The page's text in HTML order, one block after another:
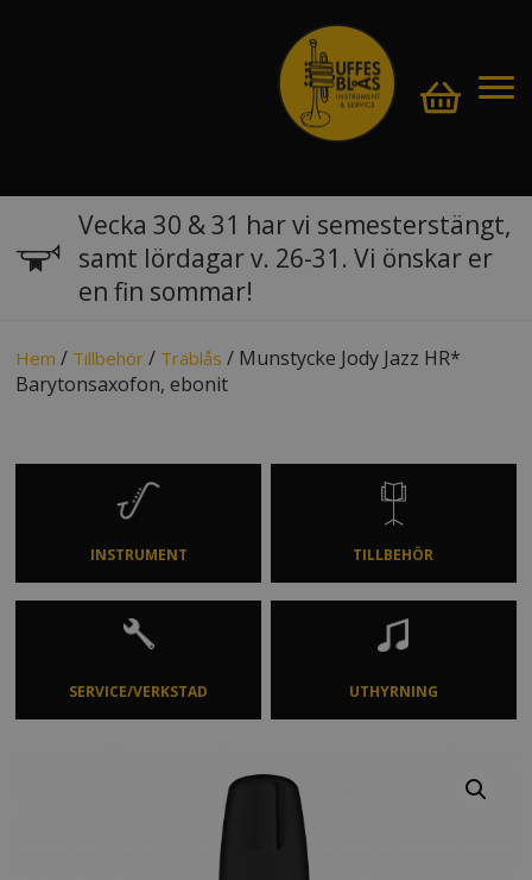
Vecka 30 & 31 har vi semesterstängt,
samt lördagar v. 26-31. Vi önskar er
en fin sommar!
Hem / Tillbehör / Träblås / Munstycke Jody Jazz HR*
Barytonsaxofon, ebonit
INSTRUMENT TILLBEHÖR
SERVICE/VERKSTAD UTHYRNING